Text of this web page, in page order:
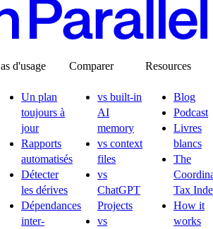
d'usage
Un plan
toujours à
jour
Rapports
automatisés
Détecter
les dérives
Dépendances
inter-
Comparer
vs built-in
AI
memory
vs context
files
vs
ChatGPT
Projects
vs
Resources
Blog
Podcast
Livres
blancs
The
Tax
How it
works